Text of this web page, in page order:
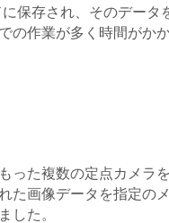
保存され、そのデー
の作業が多く時間がか
った複数の定点カメラ
た画像データを指定の
した。